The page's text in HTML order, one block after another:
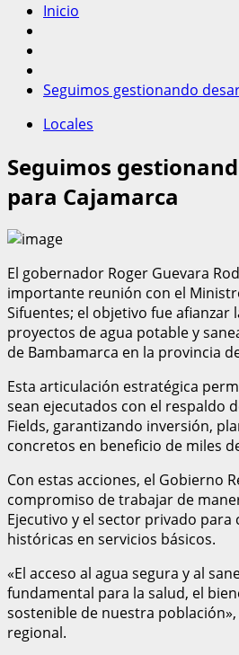
Inicio
Seguimos gestionando
Locales
Seguimos
para Cajamarca
El gobernador Roger Guevara
importante reunión con el
Sifuentes; el objetivo fue afianzar
proyectos de agua potable y
de Bambamarca en la provincia
Esta articulación estratégica
sean ejecutados con el respaldo
Fields, garantizando inversión,
concretos en beneficio de miles
Con estas acciones, el Gobierno
compromiso de trabajar de
Ejecutivo y el sector privado para
históricas en servicios básicos.
«El acceso al agua segura y al
fundamental para la salud, el
sostenible de nuestra
regional.